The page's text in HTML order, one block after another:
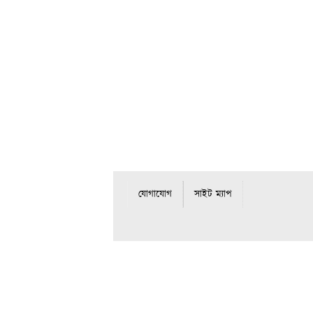
যোগাযোগ সাইট ম্যাপ